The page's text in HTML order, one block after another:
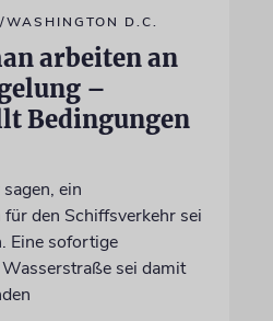
D.C.
arbeiten an
–
Bedingungen
ein
den Schiffsverkehr sei
Eine sofortige
sei damit